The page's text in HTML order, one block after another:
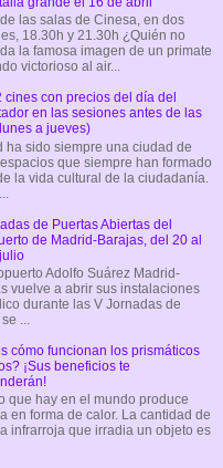
las salas de Cinesa, en dos
18.30h y 21.30h ¿Quién no
la famosa imagen de un primate
victorioso al air...
cines con precios del día del
en las sesiones antes de las
a jueves)
ha sido siempre una ciudad de
que siempre han formado
la vida cultural de la ciudadanía.
de Puertas Abiertas del
de Madrid-Barajas, del 20 al
Adolfo Suárez Madrid-
vuelve a abrir sus instalaciones
durante las V Jornadas de
...
cómo funcionan los prismáticos
¡Sus beneficios te
que hay en el mundo produce
en forma de calor. La cantidad de
infrarroja que irradia un objeto es